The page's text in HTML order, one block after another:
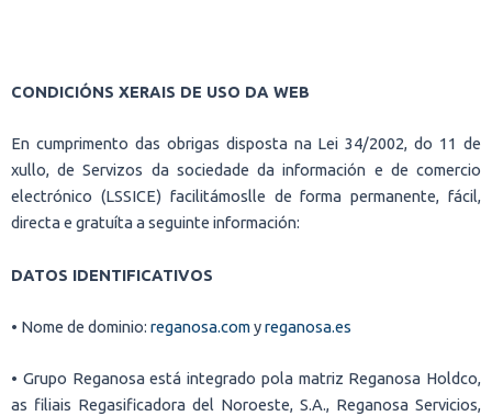
CONDICIÓNS XERAIS DE USO DA WEB
En cumprimento das obrigas disposta na Lei 34/2002, do 11 de
xullo, de Servizos da sociedade da información e de comercio
electrónico (LSSICE) facilitámoslle de forma permanente, fácil,
directa e gratuíta a seguinte información:
DATOS IDENTIFICATIVOS
• Nome de dominio: reganosa.comyreganosa.es
• Grupo Reganosa está integrado pola matriz Reganosa Holdco,
as filiais Regasificadora del Noroeste, S.A., Reganosa Servicios,